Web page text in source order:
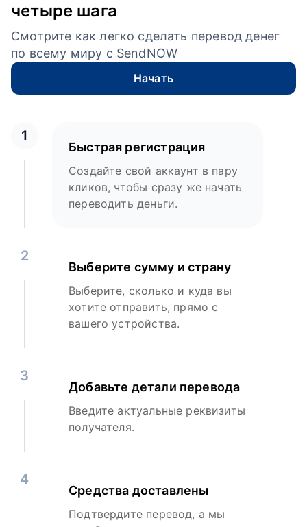
четыре шага
Смотрите как легко сделать перевод денег
по всему миру с SendNOW
Начать
1
Быстрая регистрация
Создайте свой аккаунт в пару
кликов, чтобы сразу же начать
переводить деньги.
2
Выберите сумму и страну
Выберите, сколько и куда вы
хотите отправить, прямо с
вашего устройства.
3
Добавьте детали перевода
Введите актуальные реквизиты
получателя.
4
Средства доставлены
Подтвердите перевод, а мы